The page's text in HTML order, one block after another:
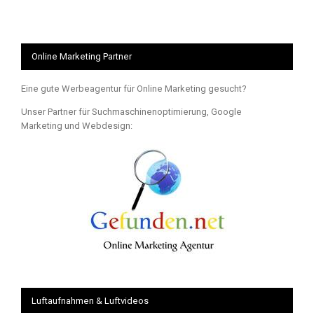
Online Marketing Partner
Eine gute Werbeagentur für Online Marketing gesucht?
Unser Partner für Suchmaschinenoptimierung, Google
Marketing und Webdesign:
Luftaufnahmen & Luftvideos